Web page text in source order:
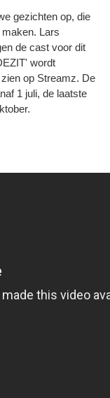
gezichten op, die
Lars
de cast voor dit
wordt
op Streamz. De
1 juli, de laatste